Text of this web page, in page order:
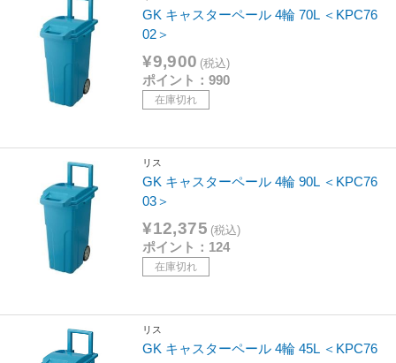
GK キャスターペール 4輪 70L ＜KPC76
02＞
¥9,900 (税込)
ポイント：990
在庫切れ
リス
GK キャスターペール 4輪 90L ＜KPC76
03＞
¥12,375 (税込)
ポイント：124
在庫切れ
リス
GK キャスターペール 4輪 45L ＜KPC76